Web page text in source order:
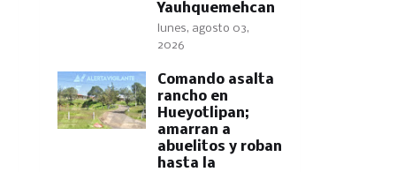
Yauhquemehcan
lunes, agosto 03,
2026
Comando asalta
rancho en
Hueyotlipan;
amarran a
abuelitos y roban
hasta la